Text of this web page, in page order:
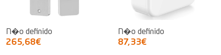
N�o definido
265,68€
N�o definido
87,33€